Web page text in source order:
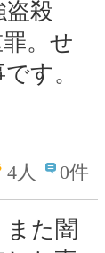
盗殺
。せ
す。
4人 0件
た闇